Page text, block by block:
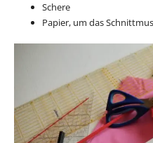
Schere
Papier, um das